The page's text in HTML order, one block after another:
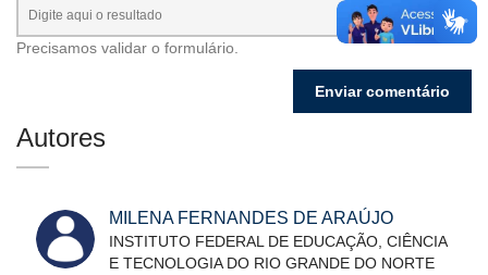
Precisamos validar o formulário.
Autores
MILENA FERNANDES DE ARAÚJO
INSTITUTO FEDERAL DE EDUCAÇÃO, CIÊNCIA
E TECNOLOGIA DO RIO GRANDE DO NORTE